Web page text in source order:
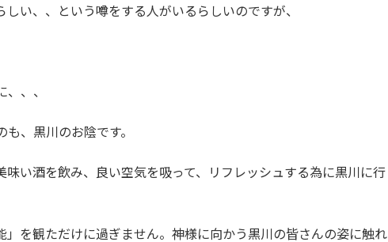
い、、という噂をする人がいるらしいのですが、
、、
、黒川のお陰です。
い酒を飲み、良い空気を吸って、リフレッシュする為に黒川に行
」を観ただけに過ぎません。神様に向かう黒川の皆さんの姿に触れ